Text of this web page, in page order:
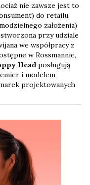
nie zawsze jest to
do retailu.
założenia)
stworzona przy udziale
we współpracy z
w Rossmannie,
Head posługują
i modelem
projektowanych